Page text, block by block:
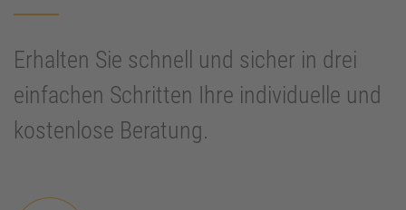
Erhalten Sie schnell und sicher in drei
einfachen Schritten Ihre individuelle und
kostenlose Beratung.